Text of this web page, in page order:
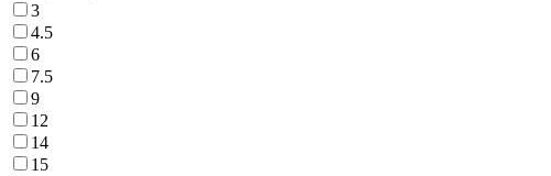
3
4.5
6
7.5
9
12
14
15